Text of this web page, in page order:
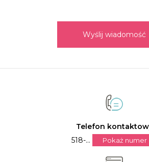
Wyślij wiadomość
Telefon
518-...
Pokaż numer